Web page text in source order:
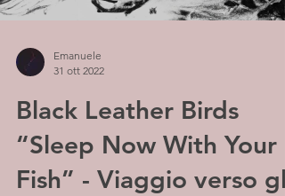
Emanuele
31 ott 2022
Black Leather Birds
“Sleep Now With Your
Fish” - Viaggio verso gli